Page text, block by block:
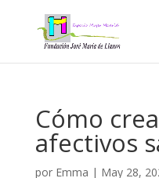
Cómo
afectivos
por Emma | May 28,